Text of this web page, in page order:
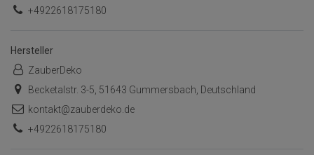
+4922618175180
Hersteller
ZauberDeko
Becketalstr. 3-5, 51643 Gummersbach, Deutschland
kontakt@zauberdeko.de
+4922618175180